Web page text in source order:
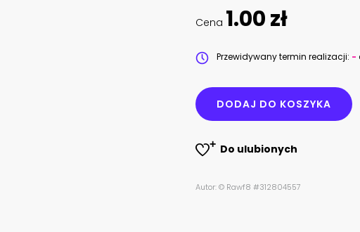
Cena 1.00 zł
Przewidywany termin realizacji: -
DODAJ DO KOSZYKA
Do ulubionych
Autor: © Rawf8 #312804557